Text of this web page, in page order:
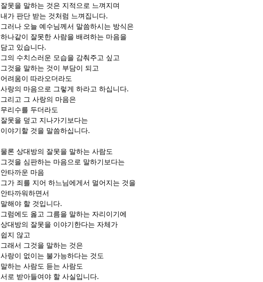
잘못을 말하는 것은 지적으로 느껴지며
내가 판단 받는 것처럼 느껴집니다.
그러나 오늘 예수님께서 말씀하시는 방식은
하나같이 잘못한 사람을 배려하는 마음을
담고 있습니다.
그의 수치스러운 모습을 감춰주고 싶고
그것을 말하는 것이 부담이 되고
어려움이 따라오더라도
사랑의 마음으로 그렇게 하라고 하십니다.
그리고 그 사랑의 마음은
무리수를 두더라도
잘못을 덮고 지나가기보다는
이야기할 것을 말씀하십니다.
물론 상대방의 잘못을 말하는 사람도
그것을 심판하는 마음으로 말하기보다는
안타까운 마음
그가 죄를 지어 하느님에게서 멀어지는 것을
안타까워하면서
말해야 할 것입니다.
그럼에도 옳고 그름을 말하는 자리이기에
상대방의 잘못을 이야기한다는 자체가
쉽지 않고
그래서 그것을 말하는 것은
사랑이 없이는 불가능하다는 것도
말하는 사람도 듣는 사람도
서로 받아들여야 할 사실입니다.